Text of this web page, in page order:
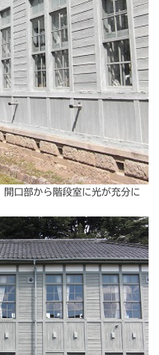
口部から階段室に光が充分に